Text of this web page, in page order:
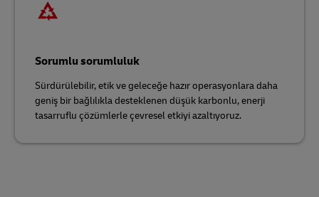
Sorumlu sorumluluk
Sürdürülebilir, etik ve geleceğe hazır operasyonlara daha
geniş bir bağlılıkla desteklenen düşük karbonlu, enerji
tasarruflu çözümlerle çevresel etkiyi azaltıyoruz.